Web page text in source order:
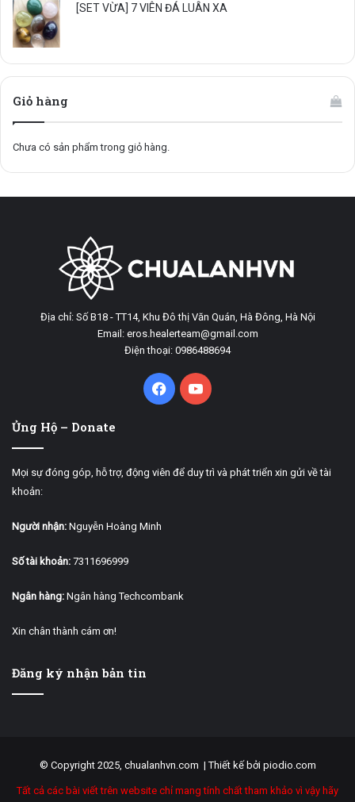
[SET VỪA] 7 VIÊN ĐÁ LUÂN XA
Giỏ hàng
Chưa có sản phẩm trong giỏ hàng.
Địa chỉ: Số B18 - TT14, Khu Đô thị Văn Quán, Hà Đông, Hà Nội
Email: eros.healerteam@gmail.com
Điện thoại: 0986488694
FacebookYouTube
Ủng Hộ – Donate
Mọi sự đóng góp, hỗ trợ, động viên để duy trì và phát triển xin gửi về tài
khoản:
Người nhận: Nguyễn Hoàng Minh
Số tài khoản: 7311696999
Ngân hàng: Ngân hàng Techcombank
Xin chân thành cám ơn!
Đăng ký nhận bản tin
© Copyright 2025, chualanhvn.com |Thiết kế bởi piodio.com
Tất cả các bài viết trên website chỉ mang tính chất tham khảo vì vậy hãy